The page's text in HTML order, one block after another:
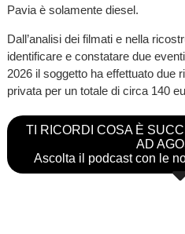
Pavia è solamente diesel.
Dall’analisi dei filmati e nella
identificare e constatare due
2026 il soggetto ha effettuato due
privata per un totale di circa 140
TI RICORDI COSA È
AD
Ascolta il podcast con le